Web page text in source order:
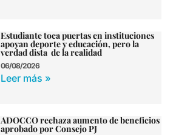
Estudiante toca puertas en instituciones
apoyan deporte y educación, pero la
verdad dista de la realidad
06/08/2026
Leer más »
ADOCCO rechaza aumento de beneficios
aprobado por Consejo PJ